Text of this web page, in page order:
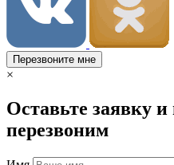
Перезвоните мне
×
Оставьте заявку
перезвоним